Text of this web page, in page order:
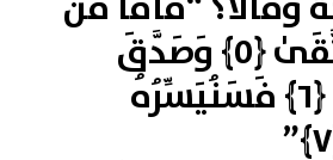
أَعْطَىٰ وَاتَّقَىٰ ﴿٥﴾ وَصَدَّقَ
بِالْحُسْنَىٰ ﴿٦﴾ فَسَنُيَسِّرُهُ